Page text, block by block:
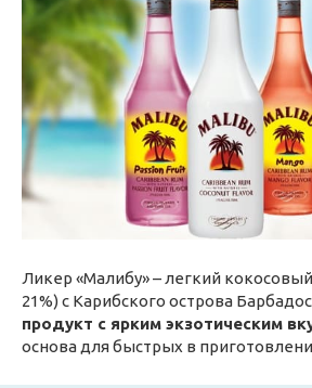
Ликер «Малибу» – легкий
21%) с Карибского острова
продукт с ярким экзотическим
основа для быстрых в